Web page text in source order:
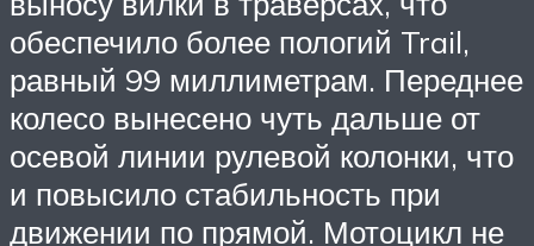
обеспечило более пологий Trail,
равный 99 миллиметрам. Переднее
колесо вынесено чуть дальше от
осевой линии рулевой колонки, что
и повысило стабильность при
движении по прямой. Мотоцикл не